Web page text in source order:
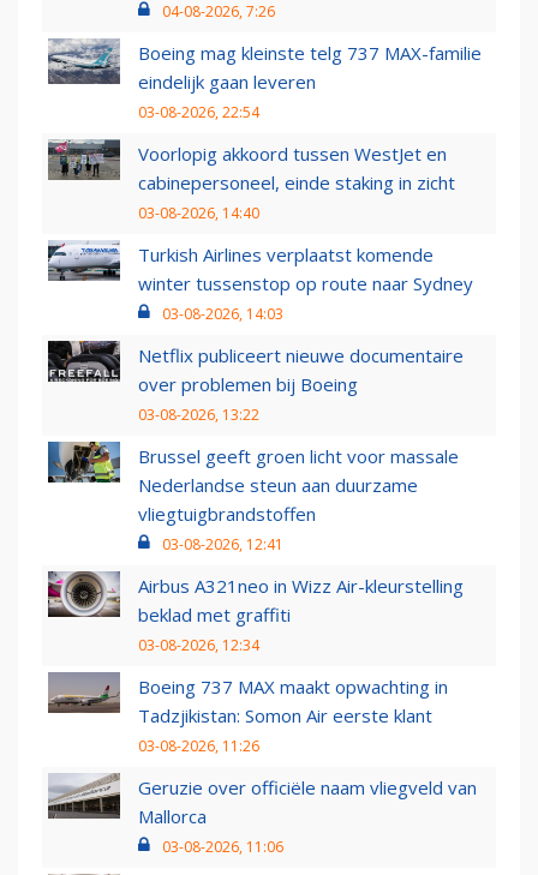
04-08-2026, 7:26
Boeing mag kleinste telg 737 MAX-familie
eindelijk gaan leveren
03-08-2026, 22:54
Voorlopig akkoord tussen WestJet en
cabinepersoneel, einde staking in zicht
03-08-2026, 14:40
Turkish Airlines verplaatst komende
winter tussenstop op route naar Sydney
03-08-2026, 14:03
Netflix publiceert nieuwe documentaire
over problemen bij Boeing
03-08-2026, 13:22
Brussel geeft groen licht voor massale
Nederlandse steun aan duurzame
vliegtuigbrandstoffen
03-08-2026, 12:41
Airbus A321neo in Wizz Air-kleurstelling
beklad met graffiti
03-08-2026, 12:34
Boeing 737 MAX maakt opwachting in
Tadzjikistan: Somon Air eerste klant
03-08-2026, 11:26
Geruzie over officiële naam vliegveld van
Mallorca
03-08-2026, 11:06